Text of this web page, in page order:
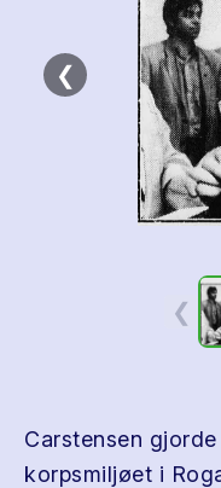
❮
❮
Carstensen
korpsmiljøet i